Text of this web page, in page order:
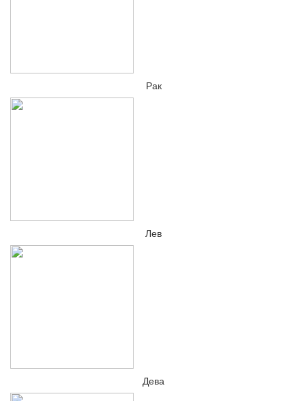
Рак
Лев
Дева